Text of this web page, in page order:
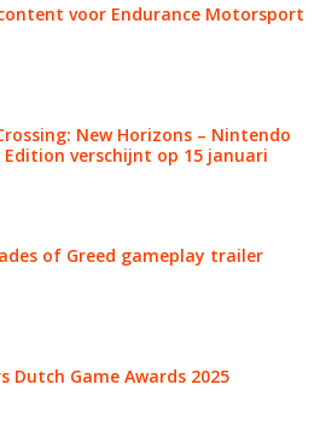
voor Endurance Motorsport
New Horizons – Nintendo
Edition verschijnt op 15 januari
of Greed gameplay trailer
Dutch Game Awards 2025